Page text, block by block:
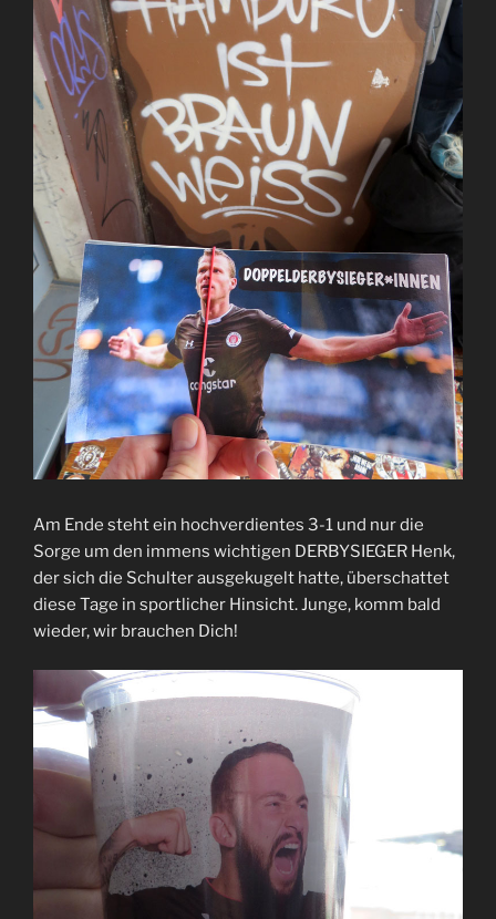
Am Ende steht ein hochverdientes 3-1 und nur die
Sorge um den immens wichtigen DERBYSIEGER Henk,
der sich die Schulter ausgekugelt hatte, überschattet
diese Tage in sportlicher Hinsicht. Junge, komm bald
wieder, wir brauchen Dich!